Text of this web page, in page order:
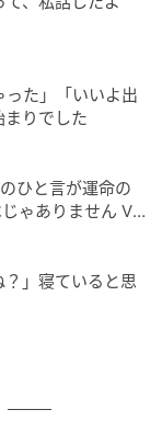
トを使ってい
た」「いいよ出
りでした
ひと言が運命の
ゃありません Vo
」寝ていると思